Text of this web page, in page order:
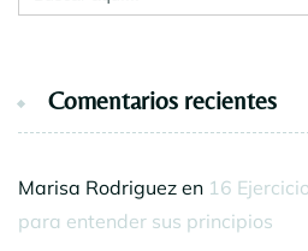
Comentarios recientes
Marisa Rodriguez en 16
para entender sus principios